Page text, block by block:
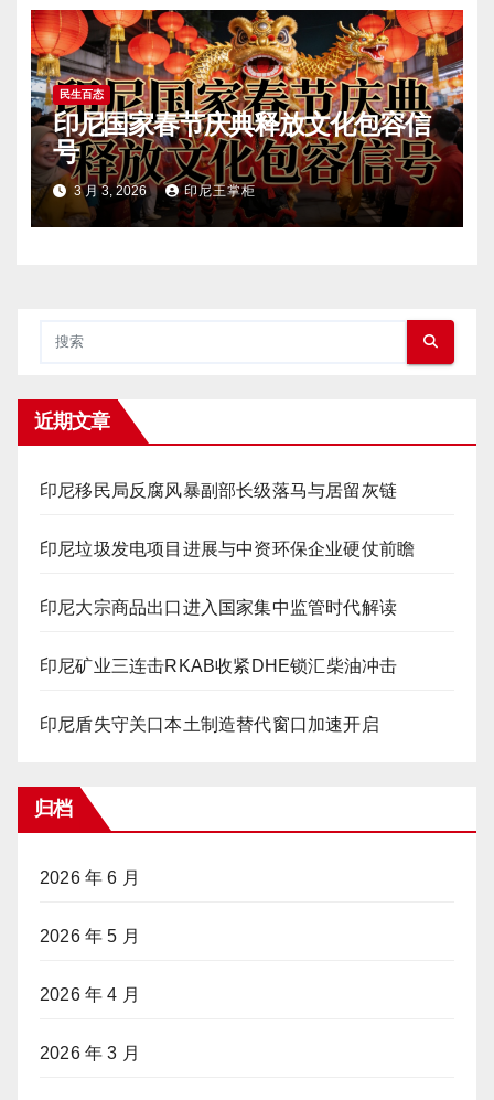
民生百态
印尼国家春节庆典释放文化包容信
号
3 月 3, 2026 印尼王掌柜
近期文章
印尼移民局反腐风暴副部长级落马与居留灰链
印尼垃圾发电项目进展与中资环保企业硬仗前瞻
印尼大宗商品出口进入国家集中监管时代解读
印尼矿业三连击RKAB收紧DHE锁汇柴油冲击
印尼盾失守关口本土制造替代窗口加速开启
归档
2026 年 6 月
2026 年 5 月
2026 年 4 月
2026 年 3 月